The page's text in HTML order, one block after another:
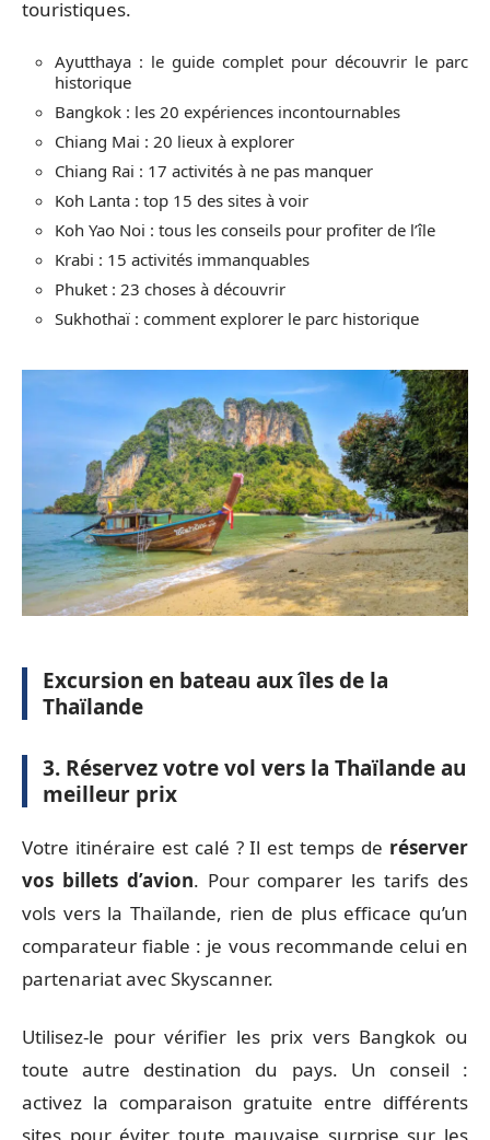
touristiques.
Ayutthaya : le guide complet pour découvrir le parc
historique
Bangkok : les 20 expériences incontournables
Chiang Mai : 20 lieux à explorer
Chiang Rai : 17 activités à ne pas manquer
Koh Lanta : top 15 des sites à voir
Koh Yao Noi : tous les conseils pour profiter de l’île
Krabi : 15 activités immanquables
Phuket : 23 choses à découvrir
Sukhothaï : comment explorer le parc historique
Excursion en bateau aux îles de la
Thaïlande
3. Réservez votre vol vers la Thaïlande au
meilleur prix
Votre itinéraire est calé ? Il est temps de réserver
vos billets d’avion. Pour comparer les tarifs des
vols vers la Thaïlande, rien de plus efficace qu’un
comparateur fiable : je vous recommande celui en
partenariat avec Skyscanner.
Utilisez-le pour vérifier les prix vers Bangkok ou
toute autre destination du pays. Un conseil :
activez la comparaison gratuite entre différents
sites pour éviter toute mauvaise surprise sur les